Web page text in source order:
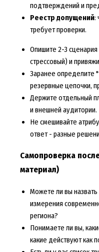
подтверждений и
Реестр допущений:
требует проверки.
Опишите 2-3
стрессовый) и
Заранее определите
резервные цепочки,
Держите отдельный
и внешней аудитории.
Не смешивайте
ответ - разные
Самопроверка
материал)
Можете ли вы
измерения
региона?
Понимаете ли вы,
какие действуют как